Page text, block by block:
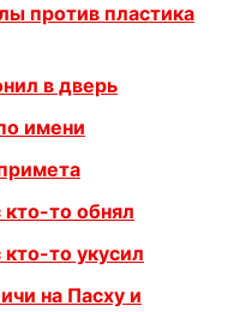
против пластика
в дверь
имени
кто-то обнял
кто-то укусил
на Пасху и